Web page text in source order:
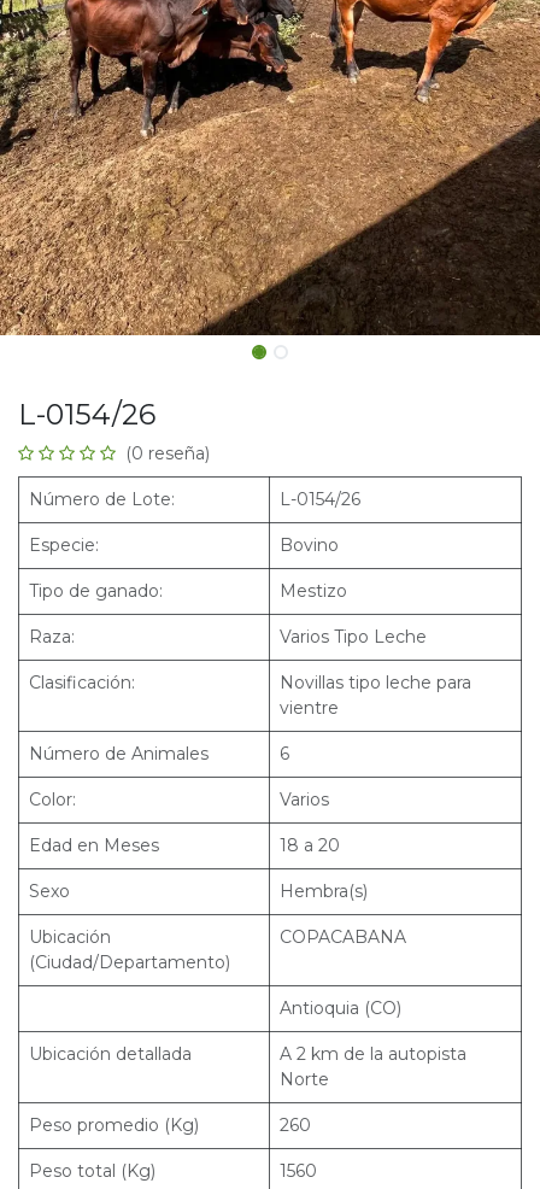
L-0154/26
(0 reseña)
Número de Lote: L-0154/26
Especie: Bovino
Tipo de ganado: Mestizo
Raza: Varios Tipo Leche
Clasificación:
Novillas tipo leche para
vientre
Número de Animales 6
Color: Varios
Edad en Meses 18 a 20
Sexo Hembra(s)
Ubicación
(Ciudad/Departamento)
COPACABANA
Antioquia (CO)
Ubicación detallada
A 2 km de la autopista
Norte
Peso promedio (Kg) 260
Peso total (Kg) 1560